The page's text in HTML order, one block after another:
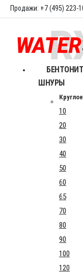
Продажи: +7 (495) 223-
ШНУРЫ
10
20
30
40
50
60
65
70
80
90
100
120